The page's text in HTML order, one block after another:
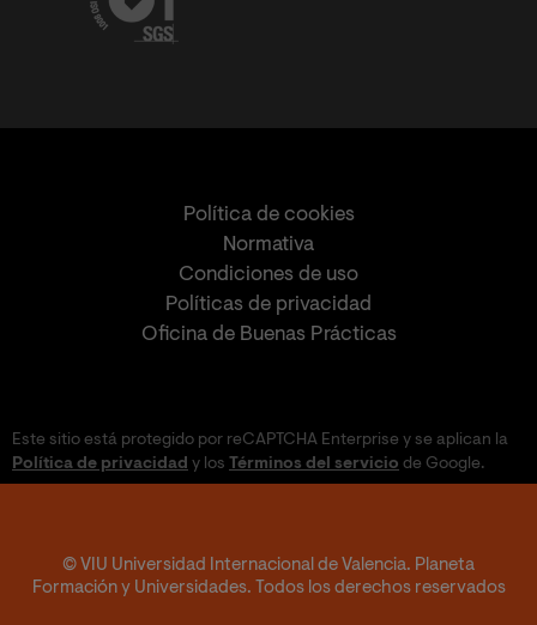
Política de cookies
Normativa
Condiciones de uso
Políticas de privacidad
Oficina de Buenas Prácticas
Este sitio está protegido por reCAPTCHA Enterprise y se aplican la
Política de privacidad y los Términos del servicio de Google.
© VIU Universidad Internacional de Valencia. Planeta
Formación y Universidades. Todos los derechos reservados